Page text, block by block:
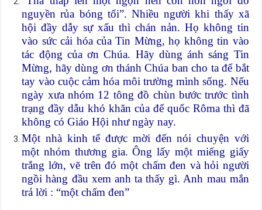
nguyền rủa bóng tối”. Nhiều người khi thấy xã
hội đầy dẫy sự xấu thì chán nản. Họ không tin
vào sức cải hóa của Tin Mừng, họ không tin vào
tác động của ơn Chúa. Hãy dùng ánh sáng Tin
Mừng, hãy dùng ơn thánh Chúa ban cho ta để bắt
tay vào cuộc cảm hóa môi trường mình sống. Nếu
ngày xưa nhóm 12 tông đồ chùn bước trước tình
trạng đầy dẫu khó khăn của đế quốc Rôma thì đã
không có Giáo Hội như ngày nay.
Một nhà kinh tế được mời đến nói chuyện với
một nhóm thương gia. Ông lấy một miếng giấy
trắng lớn, vẽ trên đó một chấm đen và hỏi người
ngồi hàng đầu xem anh ta thấy gì. Anh mau mắn
trả lời : “một chấm đen”